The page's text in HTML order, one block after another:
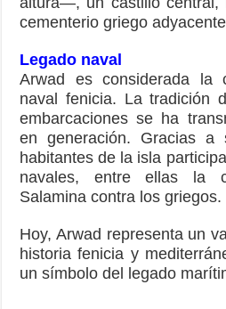
cementerio griego
Legado naval
Arwad es considerada la
naval fenicia. La tradición
embarcaciones se ha
en generación. Gracias a
habitantes de la isla
navales, entre ellas la
Salamina contra los griegos.
Hoy, Arwad representa un
historia fenicia y
un símbolo del legado